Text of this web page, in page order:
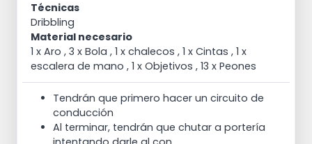
Técnicas
Dribbling
Material necesario
1 x Aro , 3 x Bola , 1 x chalecos , 1 x Cintas , 1 x
escalera de mano , 1 x Objetivos , 13 x Peones
Tendrán que primero hacer un circuito de
conducción
Al terminar, tendrán que chutar a portería